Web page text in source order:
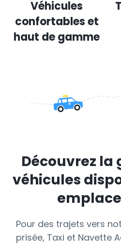
Véhicules
confortables et
haut de gamme
Découvrez la
véhicules
Pour des trajets vers
prisée, Taxi et Navette